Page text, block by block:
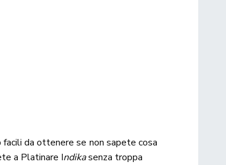
da ottenere se non sapete cosa
a Platinare Indikasenza troppa